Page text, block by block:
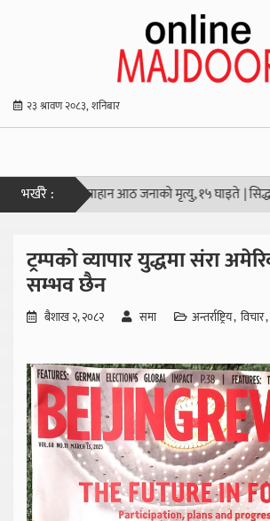
२३ श्रावण २०८३, शनिबार
भर्खरै :
हानाहान आठ जनाको मृत्यु, १५ घाइते |सिद्धान्तको
ट्रम्पको व्यापार युद्धमा संरा
सम्भव छैन
बैशाख २, २०८२ समा अन्तर्राष्ट्रिय विचार